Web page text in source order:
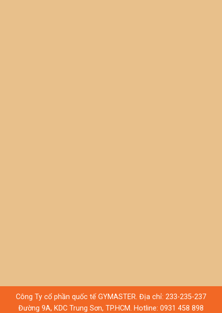
Công Ty cổ phần quốc tế GYMASTER. Địa chỉ: 233-235-237
Đường 9A, KDC Trung Sơn, TP.HCM. Hotline: 0931 458 898